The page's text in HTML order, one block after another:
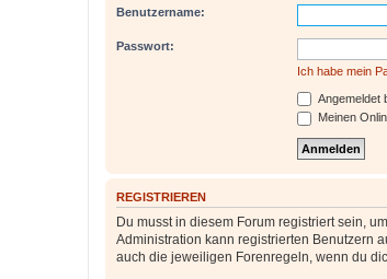
Benutzername:
Passwort:
Ich habe mein
Angemeldet
Meinen
REGISTRIEREN
Du musst in diesem Forum registriert sein,
Administration kann registrierten Benutzern
auch die jeweiligen Forenregeln, wenn du